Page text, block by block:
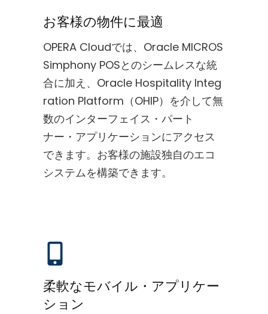
お客様の物件に最適
OPERA Cloudでは、Oracle MICROS
Simphony POSとのシームレスな統
合に加え、Oracle Hospitality Integ
ration Platform（OHIP）を介して無
数のインターフェイス・パート
ナー・アプリケーションにアクセス
できます。お客様の施設独自のエコ
システムを構築できます。
柔軟なモバイル・アプリケー
ション